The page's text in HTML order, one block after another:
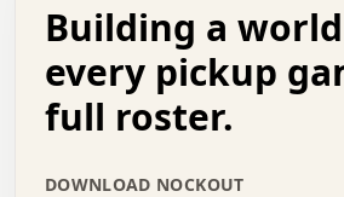
.   .   .   .   .   .   .   .
.   .   .   .   +   .   .   .
.   :   .   .   .   .   .   .
.   .   x   .   .   .   .   .
.   .   .   .   :   .   .   .
.   .   .   .   .   .   .   :
Building a
every pickup
full roster.
DOWNLOAD NOCKOUT